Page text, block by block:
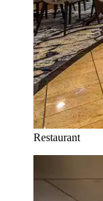
Restaurant